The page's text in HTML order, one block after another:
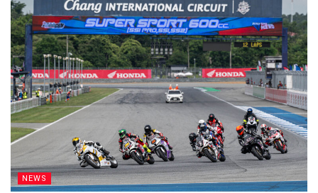
NEWS